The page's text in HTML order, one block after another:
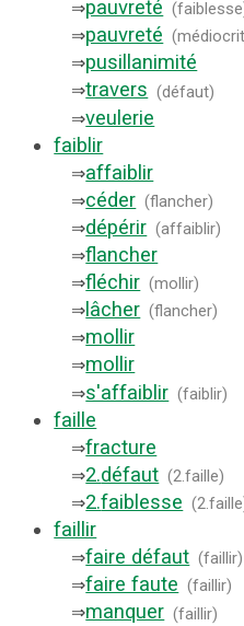
⇒pauvreté (faiblesse
⇒pauvreté (
⇒pusillanimité
⇒travers (défaut)
⇒veulerie
faiblir
⇒affaiblir
⇒céder (flancher)
⇒dépérir (affaiblir)
⇒flancher
⇒fléchir (mollir)
⇒ lâcher (flancher)
⇒mollir
⇒mollir
⇒s'affaiblir (faiblir)
faille
⇒fracture
⇒2.défaut (2.faille)
⇒2.faiblesse (2.faille
faillir
⇒faire défaut (faillir)
⇒faire faute (faillir)
⇒manquer (faillir)